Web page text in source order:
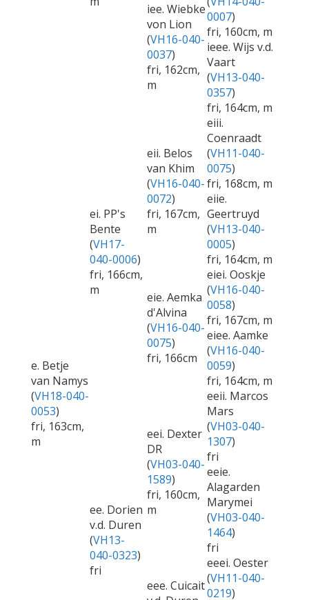
iee. Wiebke
von Lion
(VH16-040-
0037)
fri, 162cm,
m
0007)
fri, 160cm, m
ieee. Wijs v.d.
Vaart
(VH13-040-
0357)
fri, 164cm, m
e. Betje
van Namys
(VH18-040-
0053)
fri, 163cm,
m
ei. PP's
Bente
(VH17-
040-0006)
fri, 166cm,
m
eii. Belos
van Khim
(VH16-040-
0072)
fri, 167cm,
m
eiii.
Coenraadt
(VH11-040-
0075)
fri, 168cm, m
eiie.
Geertruyd
(VH13-040-
0005)
fri, 164cm, m
eie. Aemka
d'Alvina
(VH16-040-
0075)
fri, 166cm
eiei. Ooskje
(VH16-040-
0058)
fri, 167cm, m
eiee. Aamke
(VH16-040-
0059)
fri, 164cm, m
ee. Dorien
v.d. Duren
(VH13-
040-0323)
fri
eei. Dexter
DR
(VH03-040-
1589)
fri, 160cm,
m
eeii. Marcos
Mars
(VH03-040-
1307)
fri
eeie.
Alagarden
Marymei
(VH03-040-
1464)
fri
eee. Cuicait
eeei. Oester
(VH11-040-
0219)